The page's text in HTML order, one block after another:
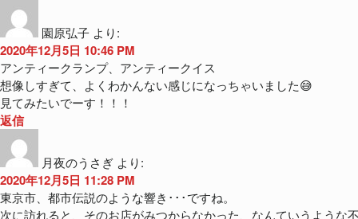
園原弘子 より:
2020年12月5日 10:46 PM
アンティークランプ、アンティークイス
想像しすぎて、よくわかんない感じになっちゃいました😅
見てみたいでーす！！！
返信
月夜のうさぎ より:
2020年12月5日 11:28 PM
東京市、都市伝説のような響き･･･ですね。
次に訪れると、そのお店がみつからなかった、なんていうような